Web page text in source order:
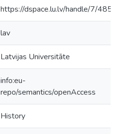
https://dspace.lu.lv/handle/7/4859
lav
Latvijas Universitāte
info:eu-
repo/semantics/openAccess
History